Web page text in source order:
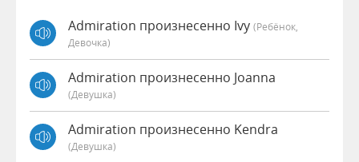
Admiration произнесенно Ivy (Ребёнок,
Девочка)
Admiration произнесенно Joanna
(девушка)
Admiration произнесенно Kendra
(девушка)